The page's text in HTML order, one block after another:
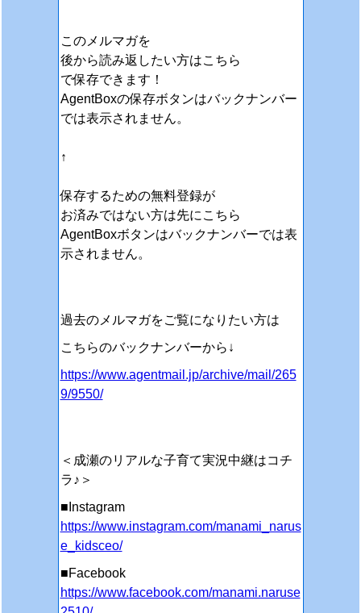
このメルマガを
後から読み返したい方はこちら
で保存できます！
AgentBoxの保存ボタンはバックナンバー
では表示されません。
↑
保存するための無料登録が
お済みではない方は先にこちら
AgentBoxボタンはバックナンバーでは表
示されません。
過去のメルマガをご覧になりたい方は
こちらのバックナンバーから↓
https://www.agentmail.jp/archive/mail/265
9/9550/
＜成瀬のリアルな子育て実況中継はコチ
ラ♪＞
■Instagram
https://www.instagram.com/manami_narus
e_kidsceo/
■Facebook
https://www.facebook.com/manami.naruse